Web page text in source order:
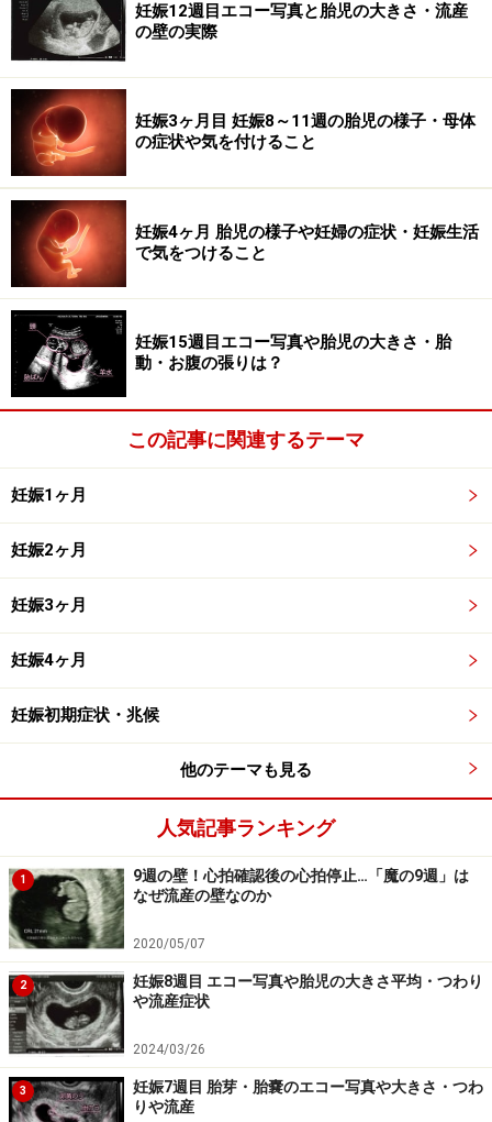
時代で変わった精子の立場
受精日はどこかというと、妊娠2週に入る時点になりま
す。このように考えると、月経周期のある女性は誰でも
毎月2週間は妊娠していることになります。本当に不思
議な妊娠1ヶ月です。
卵子の存在を知らなかった昔の日本人には、「命は精液
にあり、女性はそれを受け取り育てる器に過ぎない」と
いう考えがありました。ところが今や精子が来ない前か
ら妊娠週数をカウントするのですから、命の見方が昔と
赤ちゃんに焦点を当てる発生学では、受精を起点とする
「胎齢(受精齢)」という数え方を使っています。でも妊
婦さんが目にする数え方はほとんどがこの産科学の数え
方です。
次の生理が来るはずの日は妊娠4週0日
卵管の中で受精した卵子は受精卵となって、子宮への旅
を続けます。妊娠3週になるころにはもう子宮の中にい
て、ふかふかになった子宮内膜に根付こうとしているで
しょう。そして妊娠4週0日（4週の1日目）になると、周
期の正確な人は「生理が来ない」と気づきます。この時
にはもう妊娠1ヶ月は終わりです。
妊娠12週目エコー写真と胎児の大きさ・流産
の壁の実際
妊娠3ヶ月目 妊娠8～11週の胎児の様子・母体
の症状や気を付けること
妊娠4ヶ月 胎児の様子や妊婦の症状・妊娠生活
で気をつけること
妊娠15週目エコー写真や胎児の大きさ・胎
動・お腹の張りは？
この記事に関連するテーマ
妊娠1ヶ月
妊娠2ヶ月
妊娠3ヶ月
妊娠4ヶ月
妊娠初期症状・兆候
他のテーマも見る
人気記事ランキング
1
9週の壁！心拍確認後の心拍停止…「魔の9週」は
なぜ流産の壁なのか
2020/05/07
2
妊娠8週目 エコー写真や胎児の大きさ平均・つわり
や流産症状
2024/03/26
3
妊娠7週目 胎芽・胎嚢のエコー写真や大きさ・つわ
りや流産